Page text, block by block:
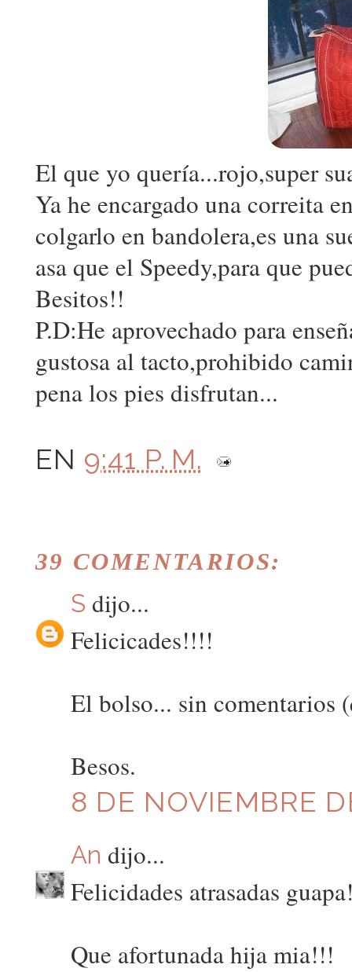
El que yo quería...rojo,super
Ya he encargado una correita
colgarlo en bandolera,es una
asa que el Speedy,para que
Besitos!!
P.D:He aprovechado para
gustosa al tacto,prohibido
pena los pies disfrutan...
EN 9:41 P. M.
39 COMENTARIOS:
S dijo...
Felicicades!!!!
El bolso... sin comentarios
Besos.
8 DE NOVIEMBRE
An dijo...
Felicidades atrasadas
Que afortunada hija mia!!!